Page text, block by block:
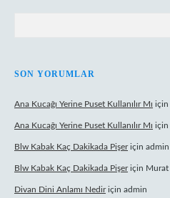
SON YORUMLAR
Ana Kucağı Yerine Puset Kullanılır Mı için
Ana Kucağı Yerine Puset Kullanılır Mı için
Blw Kabak Kaç Dakikada Pişeriçin admin
Blw Kabak Kaç Dakikada Pişeriçin Murat
Divan Dini Anlamı Nediriçin admin